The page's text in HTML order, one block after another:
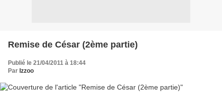
Remise de César (2ème partie)
Publié le 21/04/2011 à 18:44
Par Izzoo